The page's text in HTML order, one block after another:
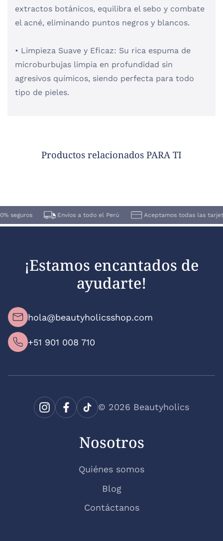
extractos botánicos, equilibra el sebo y combate
el acné, eliminando puntos negros y blancos.
• Limpieza Suave y Eficaz: Su rica espuma de
microburbujas limpia en profundidad sin
agresivos químicos, siendo perfecta para todo
tipo de pieles.
Productos relacionados PARA TI
seguros Envíos a todo el Perú Aceptamos todas las
¡Estamos encantados de
ayudarte!
hola@beautyholicsshop.com
+51 901 008 710
© 2026 Beautyholics
Nosotros
Quiénes somos
Blog
Contáctanos